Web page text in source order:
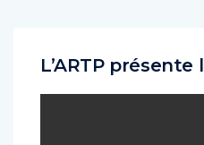
L’ARTP présente